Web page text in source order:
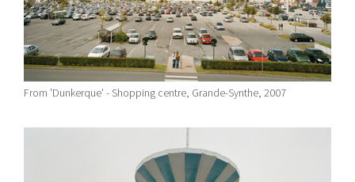
From 'Dunkerque' - Shopping centre, Grande-Synthe, 2007